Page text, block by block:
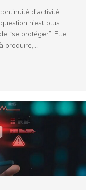
d’activité
n’est plus
“se protéger”. Elle
produire,...